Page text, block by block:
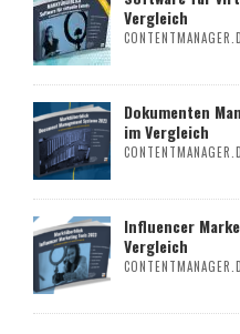
Vergleich
Dokumenten
im Vergleich
Influencer
Vergleich